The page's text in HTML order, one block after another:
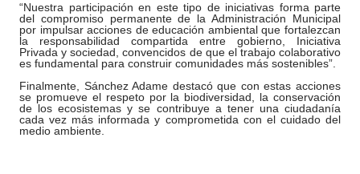
“Nuestra participación en este tipo de iniciativas forma parte
del compromiso permanente de la Administración Municipal
por impulsar acciones de educación ambiental que fortalezcan
la responsabilidad compartida entre gobierno, Iniciativa
Privada y sociedad, convencidos de que el trabajo colaborativo
es fundamental para construir comunidades más sostenibles”.
Finalmente, Sánchez Adame destacó que con estas acciones
se promueve el respeto por la biodiversidad, la conservación
de los ecosistemas y se contribuye a tener una ciudadanía
cada vez más informada y comprometida con el cuidado del
medio ambiente.